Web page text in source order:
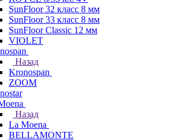
SunFloor 32 класс 8 мм
SunFloor 33 класс 8 мм
SunFloor Classic 12 мм
VIOLET
Назад
Kronospan
ZOOM
Назад
La Moena
BELLAMONTE